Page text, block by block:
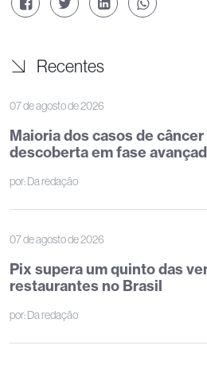
Recentes
07 de agosto de 2026
Maioria dos casos de
descoberta em fase
por:Da redação
07 de agosto de 2026
Pix supera um quinto das
restaurantes no Brasil
por:Da redação